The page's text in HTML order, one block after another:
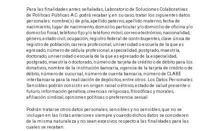
Para las finalidades antes señaladas, Laboratorio de Soluciones Colaborativas
de Políticas Públicas A.C. podrá recabar y, en su caso, tratar los siguientes datos
personales: nombre(s) de pila, apellido paterno, apellido materno, fecha de
nacimiento, lugar de nacimiento, domicilio particular y/o domicilio de oficina y/o
domicilio fiscal, teléfono fijo y/o teléfono móvil, correo electrónico, nacionalidad,
género, estado civil, ocupación, registro federal de contribuyentes, clave única de
registro de población, carrera profesional, universidad o escuela de la que es
egresado, número de cédula profesional, especialidad, postgrado, maestría,
doctorado, universidad o escuela de la que es egresado de la especialidad,
postgrado, maestría o doctorado, número de tarjeta de crédito o de débito para los
donativos, nombre de la institución bancaria, vigencia de la tarjeta de crédito o de
débito, número de sucursal, número de cuenta bancaria, número de CLABE
interbancaria para la realización de depósitos, entre otros. Los Datos Personales
Sensibles podrán consistir en origen racial o étnico, estado de salud presente o
futuro, información genética, creencias religiosas, filosóficas y morales,
afiliación sindical, opiniones políticas o preferencia sexual.
Podrán tratarse otros datos personales, sensibles y no sensibles, que no se
incluyan en las listas anteriores siempre y cuando dichos datos se consideren
de la misma naturaleza y no sean excesivos respecto a las finalidades para las
cuales se recaban.